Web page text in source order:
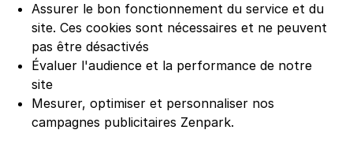
Paris - Montgallet - Mairie du 12e
37 rue Jacques Hillairet
(187 avis)
2,50 €/heure,27 €/jour,81 €/semaine(tarifs dégressifs)
Réserver
Parking Bercy
Parking La Défense Arena
Parking Les 4 temps
Parking Nation
Parking Porte de Versailles
Parking Lille Grand Palais
Assurer le bon fonctionnement du service et du
site. Ces cookies sont nécessaires et ne peuvent
pas être désactivés
Évaluer l'audience et la performance de notre
site
Mesurer, optimiser et personnaliser nos
campagnes publicitaires Zenpark.